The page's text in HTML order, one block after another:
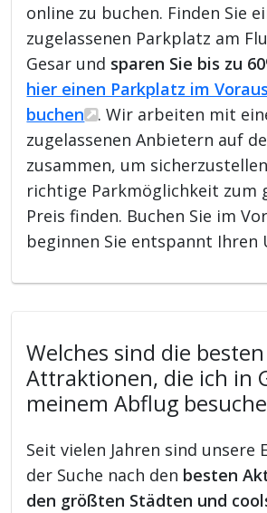
online zu buchen. Finden Sie
zugelassenen Parkplatz am
Gesar und sparen Sie bis zu
hier einen Parkplatz im
buchen
. Wir arbeiten mit
zugelassenen Anbietern auf
zusammen, um
richtige Parkmöglichkeit zum
Preis finden. Buchen Sie im
beginnen Sie entspannt Ihren
Welches sind die besten
Attraktionen, die ich in
meinem Abflug
Seit vielen Jahren sind unsere
der Suche nach den besten
den größten Städten und